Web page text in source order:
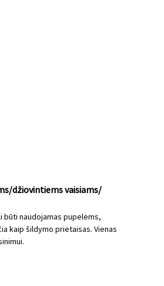
džiovintiems vaisiams/
būti naudojamas pupelėms,
kaip šildymo prietaisas. Vienas